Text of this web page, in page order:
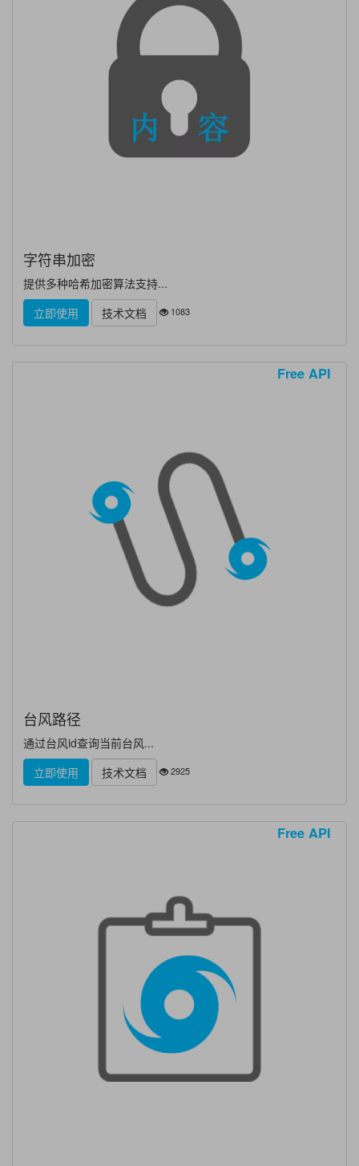
字符串加密
提供多种哈希加密算法支持...
立即使用
技术文档 1083
Free API
台风路径
通过台风id查询当前台风...
立即使用
技术文档 2925
Free API